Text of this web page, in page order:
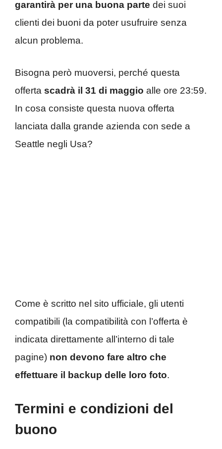
garantirà per una buona parte dei suoi
clienti dei buoni da poter usufruire senza
alcun problema.
Bisogna però muoversi, perché questa
offerta scadrà il 31 di maggio alle ore 23:59.
In cosa consiste questa nuova offerta
lanciata dalla grande azienda con sede a
Seattle negli Usa?
Come è scritto nel sito ufficiale, gli utenti
compatibili (la compatibilità con l’offerta è
indicata direttamente all’interno di tale
pagine) non devono fare altro che
effettuare il backup delle loro foto.
Termini e condizioni del
buono